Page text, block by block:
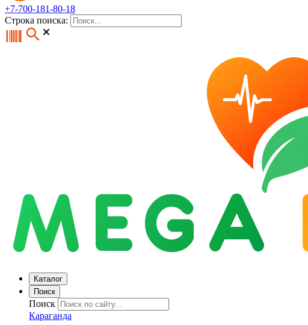
+7-700-181-80-18
Строка поиска:
Каталог
Поиск
Поиск
Караганда